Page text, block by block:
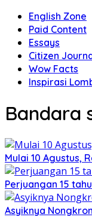
English Zone
Paid Content
Essays
Citizen
Wow Facts
Inspirasi
Bandara
Mulai 10 Agustus,
Perjuangan 15
Asyiknya